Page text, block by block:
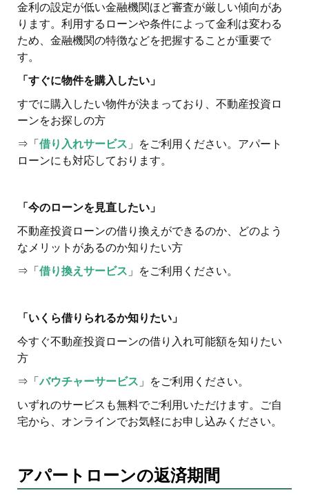
金利の設定が低い金融機関ほど審査が厳しい傾向があ
ります。利用するローンや条件によって金利は変わる
ため、金融機関の特徴などを把握することが重要で
す。
「すぐに物件を購入したい」
すでに購入したい物件が決まっており、不動産投資ロ
ーンをお探しの方
⇒「借り入れサービス 」をご利用ください。アパート
ローンにも対応しております。
「今のローンを見直したい」
不動産投資ローンの借り換えができるのか、どのよう
なメリットがあるのか知りたい方
⇒「借り換えサービス 」をご利用ください。
「いくら借りられるか知りたい」
今すぐ不動産投資ローンの借り入れ可能額を知りたい
方
⇒「バウチャーサービス 」をご利用ください。
いずれのサービスも無料でご利用いただけます。ご自
宅から、オンラインでお気軽にお申し込みください。
アパートローンの返済期間